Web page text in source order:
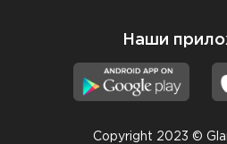
Наши
Copyright 2023 ©